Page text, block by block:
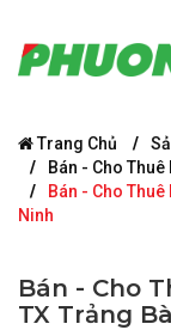
Trang Chủ
Bán - Cho
Bán - Cho
Ninh
Bán - Cho
TX Trảng